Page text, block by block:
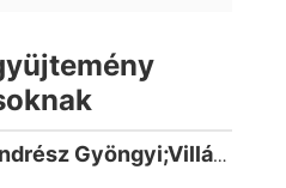
Borissza Endre;Endrész Gyöngyi;Villányi Attila (1958-)